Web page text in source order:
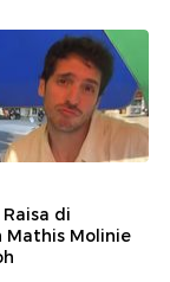
di
Mathis Molinie